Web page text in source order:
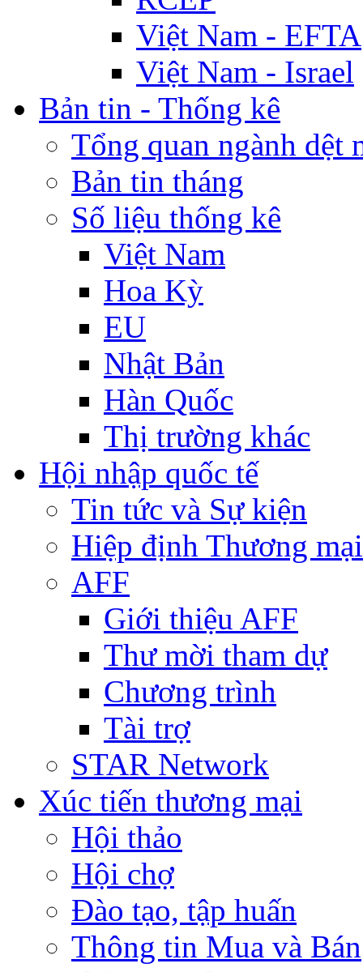
Việt Nam - EFTA
Việt Nam - Israel
Bản tin - Thống kê
Tổng quan ngành dệt
Bản tin tháng
Số liệu thống kê
Việt Nam
Hoa Kỳ
EU
Nhật Bản
Hàn Quốc
Thị trường khác
Hội nhập quốc tế
Tin tức và Sự kiện
Hiệp định Thương
AFF
Giới thiệu AFF
Thư mời tham dự
Chương trình
Tài trợ
STAR Network
Xúc tiến thương mại
Hội thảo
Hội chợ
Đào tạo, tập huấn
Thông tin Mua và Bán